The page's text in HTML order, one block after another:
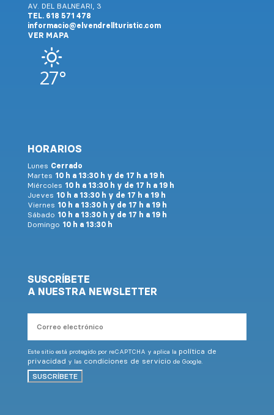
AV. DEL BALNEARI, 3
TEL. 618 571 478
informacio@elvendrellturistic.com
VER MAPA
27°
HORARIOS
Lunes Cerrado
Martes 10 h a 13:30 h y de 17 h a 19 h
Miércoles 10 h a 13:30 h y de 17 h a 19 h
Jueves 10 h a 13:30 h y de 17 h a 19 h
Viernes 10 h a 13:30 h y de 17 h a 19 h
Sábado 10 h a 13:30 h y de 17 h a 19 h
Domingo 10 h a 13:30 h
SUSCRÍBETE
A NUESTRA NEWSLETTER
electrónico
Este sitio está protegido por reCAPTCHA y aplica la política de
privacidad y las condiciones de servicio de Google.
SUSCRÍBETE